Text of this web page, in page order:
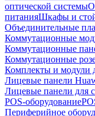
оптической системы
питанияШкафы и
Объединительные
Коммутационные
Коммутационные
Коммутационные
Комплекты и модули
Лицевые панели
Лицевые панели для
POS-оборудование
Периферийное